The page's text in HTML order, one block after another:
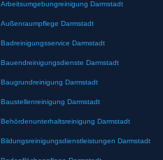
Arbeitsumgebungreinigung Darmstadt
Außenraumpflege Darmstadt
Badreinigungsservice Darmstadt
Bauendreinigungsdienste Darmstadt
Baugrundreinigung Darmstadt
Baustellenreinigung Darmstadt
Behördenunterhaltsreinigung Darmstadt
Bildungsreinigungsdienstleistungen Darmstadt